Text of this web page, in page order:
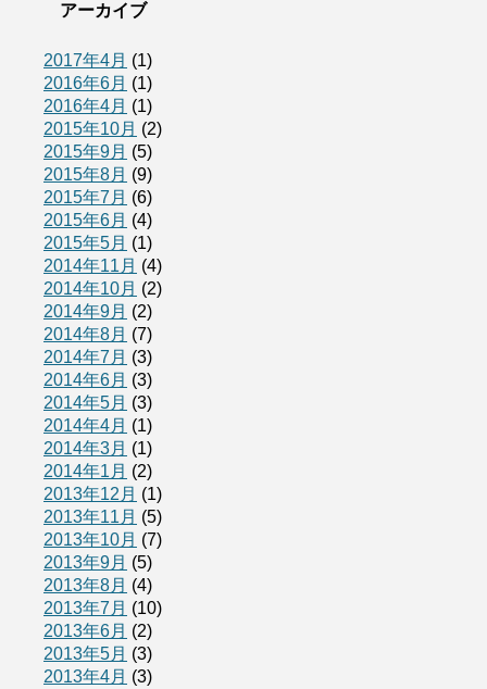
アーカイブ
2017年4月 (1)
2016年6月 (1)
2016年4月 (1)
2015年10月 (2)
2015年9月 (5)
2015年8月 (9)
2015年7月 (6)
2015年6月 (4)
2015年5月 (1)
2014年11月 (4)
2014年10月 (2)
2014年9月 (2)
2014年8月 (7)
2014年7月 (3)
2014年6月 (3)
2014年5月 (3)
2014年4月 (1)
2014年3月 (1)
2014年1月 (2)
2013年12月 (1)
2013年11月 (5)
2013年10月 (7)
2013年9月 (5)
2013年8月 (4)
2013年7月 (10)
2013年6月 (2)
2013年5月 (3)
2013年4月 (3)